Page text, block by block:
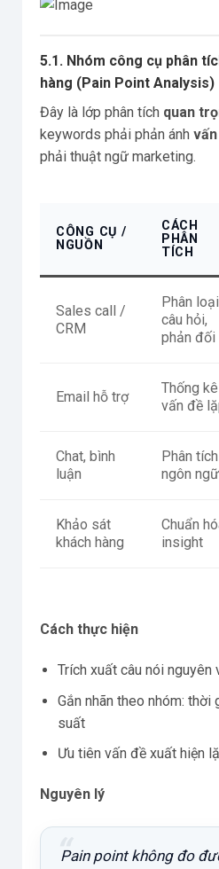
5.1. Nhóm công cụ phân
hàng (Pain Point Analysis)
Đây là lớp phân tích quan
keywords phải phản ánh
phải thuật ngữ marketing.
CÔNG CỤ /
NGUỒN
CÁCH
PHÂN
TÍCH
Sales call /
CRM
Phân loại
câu hỏi,
phản đối
Email hỗ trợ
Thống kê
vấn đề
Chat, bình
luận
Phân tích
ngôn ngữ
Khảo sát
khách hàng
Chuẩn
insight
Cách thực hiện
Trích xuất câu nói nguyên
Gắn nhãn theo nhóm: thời
suất
Ưu tiên vấn đề xuất hiện
Nguyên lý
Pain point không đo